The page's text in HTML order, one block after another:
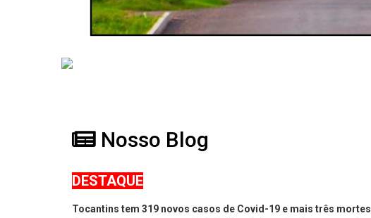
Nosso Blog
DESTAQUE
Tocantins tem 319 novos casos de Covid-19 e mais três mortes